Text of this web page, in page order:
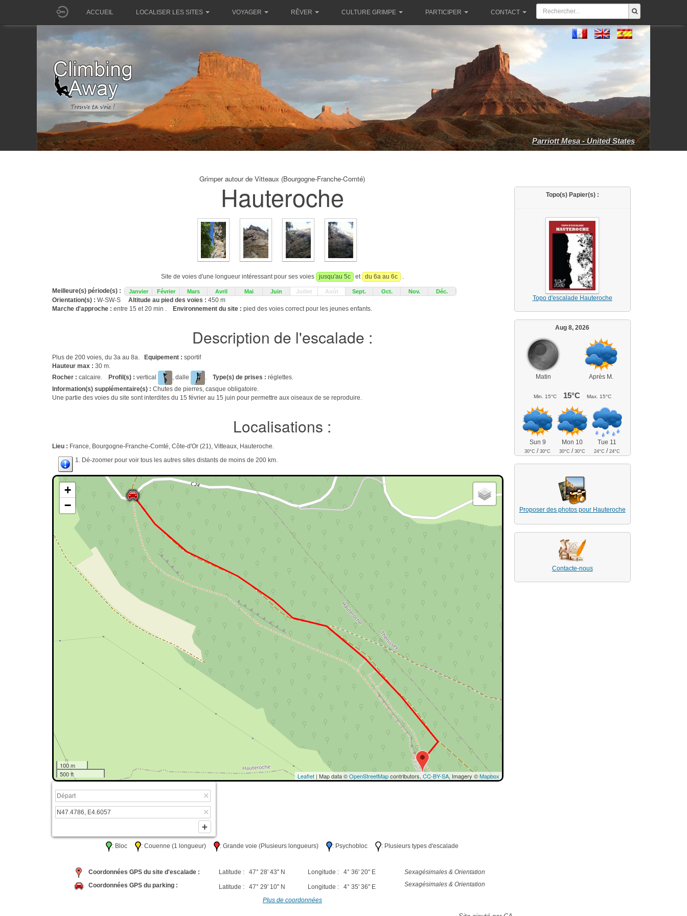
ACCUEIL LOCALISER LES SITES VOYAGER RÊVER CULTURE GRIMPE PARTICIPER CONTACT
Parriott Mesa - United States
Grimper autour de Vitteaux (Bourgogne-Franche-Comté)
Hauteroche
Site de voies d'une longueur intéressant pour ses voies jusqu'au 5c et du 6a au 6c .
Meilleure(s) période(s) : Janvier Février Mars Avril Mai Juin Juillet Août Sept. Oct. Nov. Déc.
Orientation(s) : W-SW-S Altitude au pied des voies : 450 m
Marche d'approche : entre 15 et 20 min . Environnement du site : pied des voies correct pour les jeunes enfants.
Description de l'escalade :
Plus de 200 voies, du 3a au 8a. Equipement : sportif
Hauteur max : 30 m.
Rocher : calcaire. Profil(s) : vertical , dalle . Type(s) de prises : réglettes.
Information(s) supplémentaire(s) : Chutes de pierres, casque obligatoire.
Une partie des voies du site sont interdites du 15 février au 15 juin pour permettre aux oiseaux de se reproduire.
Localisations :
Lieu : France, Bourgogne-Franche-Comté, Côte-d'Or (21), Vitteaux, Hauteroche.
1. Dé-zoomer pour voir tous les autres sites distants de moins de 200 km.
+
−
100 m
500 ft
Leaflet| Map data ©OpenStreetMapcontributors, CC-BY-SA, Imagery ©Mapbox
: Bloc : Couenne (1 longueur) : Grande voie (Plusieurs longueurs) : Psychobloc : Plusieurs types d'escalade
Coordonnées GPS du site d'escalade : Latitude : 47° 28' 43" N Longitude : 4° 36' 20" E
Sexagésimales & Orientation
Coordonnées GPS du parking :
Latitude : 47° 29' 10" N Longitude : 4° 35' 36" E Sexagésimales & Orientation
Plus de coordonnées
Topo(s) Papier(s) :
Topo d'escalade Hauteroche
Aug 8, 2026
Matin Après M.
Min. 15°C 15°C Max. 15°C
Sun 9
30°C /30°C
Mon 10
30°C /30°C
Tue 11
24°C /24°C
Proposer des photos pour Hauteroche
Contacte-nous